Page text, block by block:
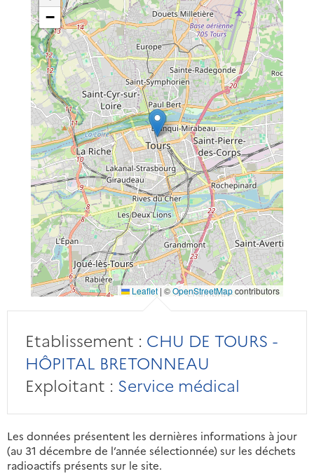
−
Leaflet | ©OpenStreetMapcontributors
Etablissement : CHU DE TOURS -
HÔPITAL BRETONNEAU
Exploitant : Service médical
Les données présentent les dernières informations à jour
(au 31 décembre de l’année sélectionnée) sur les déchets
radioactifs présents sur le site.